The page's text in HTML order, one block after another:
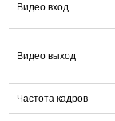
Видео вход
Видео выход
Частота кадров